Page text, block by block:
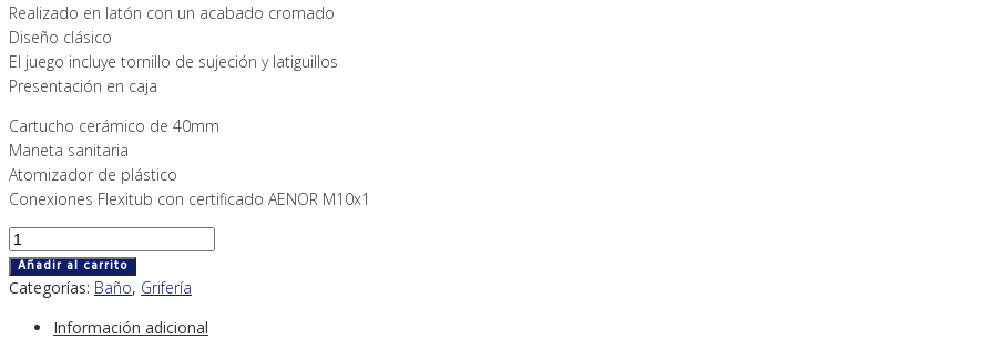
Realizado en latón con un acabado cromado
Diseño clásico
El juego incluye tornillo de sujeción y latiguillos
Presentación en caja
Cartucho cerámico de 40mm
Maneta sanitaria
Atomizador de plástico
Conexiones Flexitub con certificado AENOR M10x1
Añadir al carrito
Categorías: Baño, Grifería
Información adicional